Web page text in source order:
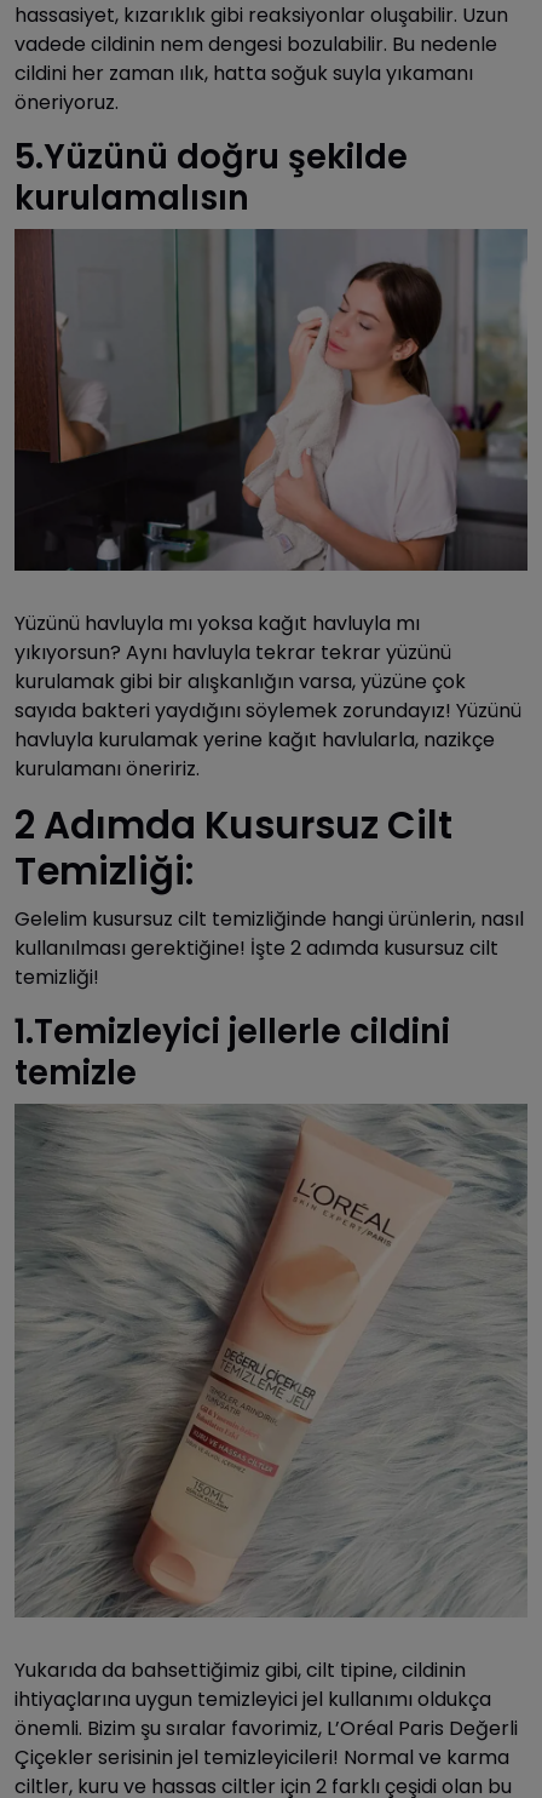
hassasiyet, kızarıklık gibi reaksiyonlar oluşabilir. Uzun
vadede cildinin nem dengesi bozulabilir. Bu nedenle
cildini her zaman ılık, hatta soğuk suyla yıkamanı
öneriyoruz.
5.Yüzünü doğru şekilde
kurulamalısın
Yüzünü havluyla mı yoksa kağıt havluyla mı
yıkıyorsun? Aynı havluyla tekrar tekrar yüzünü
kurulamak gibi bir alışkanlığın varsa, yüzüne çok
sayıda bakteri yaydığını söylemek zorundayız! Yüzünü
havluyla kurulamak yerine kağıt havlularla, nazikçe
kurulamanı öneririz.
2 Adımda Kusursuz Cilt
Temizliği:
Gelelim kusursuz cilt temizliğinde hangi ürünlerin, nasıl
kullanılması gerektiğine! İşte 2 adımda kusursuz cilt
temizliği!
1.Temizleyici jellerle cildini
temizle
Yukarıda da bahsettiğimiz gibi, cilt tipine, cildinin
ihtiyaçlarına uygun temizleyici jel kullanımı oldukça
önemli. Bizim şu sıralar favorimiz, L’Oréal Paris Değerli
Çiçekler serisinin jel temizleyicileri! Normal ve karma
ciltler, kuru ve hassas ciltler için 2 farklı çeşidi olan bu